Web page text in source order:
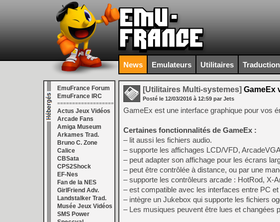
News Emulateurs Utilitaires
EmuFrance Forum
EmuFrance IRC
===================
Actus Jeux Vidéos
Arcade Fans
Amiga Museum
Arkames Trad.
Bruno C. Zone
Calice
CBSata
CPS2Shock
EF-Nes
Fan de la NES
GirlFriend Adv.
Landstalker Trad.
Musée Jeux Vidéos
SMS Power
[Utilitaires Multi-systemes] GameEx
Posté le 12/03/2016 à 12:59 par Jets
GameEx est une interface graphique pour vos
Certaines fonctionnalités de GameEx :
– lit aussi les fichiers audio.
– supporte les affichages LCD/VFD,
– peut adapter son affichage pour les écrans
– peut être contrôlée à distance, ou par une
– supporte les contrôleurs arcade : HotRod, X-
– est compatible avec les interfaces entre PC
– intègre un Jukebox qui supporte les fichiers
– Les musiques peuvent être lues et changées